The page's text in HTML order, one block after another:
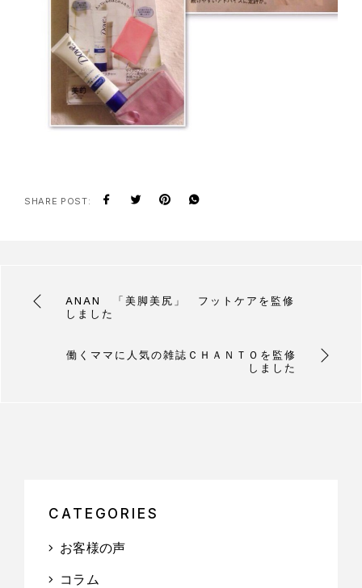
SHARE POST:
ANAN 「美脚美尻」 フットケアを監修
しました
働くママに人気の雑誌ＣＨＡＮＴＯを監修
しました
CATEGORIES
お客様の声
コラム